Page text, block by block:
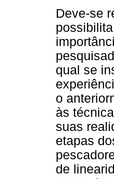
Deve-se
qual se
o
às
suas
etapas
de